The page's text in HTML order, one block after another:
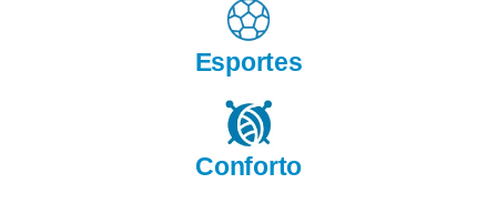
Esportes
Conforto